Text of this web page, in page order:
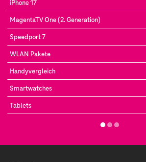
iPhone 17
MagentaTV One (2. Generation)
Speedport 7
WLAN Pakete
Handyvergleich
Smartwatches
Tablets